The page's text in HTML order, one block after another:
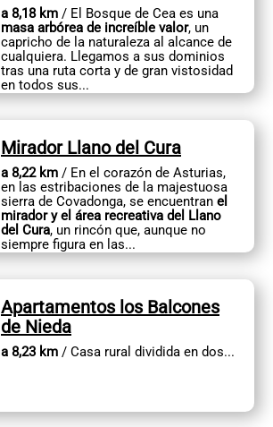
a 8,18 km / El Bosque de Cea es una
masa arbórea de increíble valor, un
capricho de la naturaleza al alcance de
cualquiera. Llegamos a sus dominios
tras una ruta corta y de gran vistosidad
en todos sus...
Mirador Llano del Cura
a 8,22 km / En el corazón de Asturias,
en las estribaciones de la majestuosa
sierra de Covadonga, se encuentran el
mirador y el área recreativa del Llano
del Cura, un rincón que, aunque no
siempre figura en las...
Apartamentos los Balcones
de Nieda
a 8,23 km / Casa rural dividida en dos...